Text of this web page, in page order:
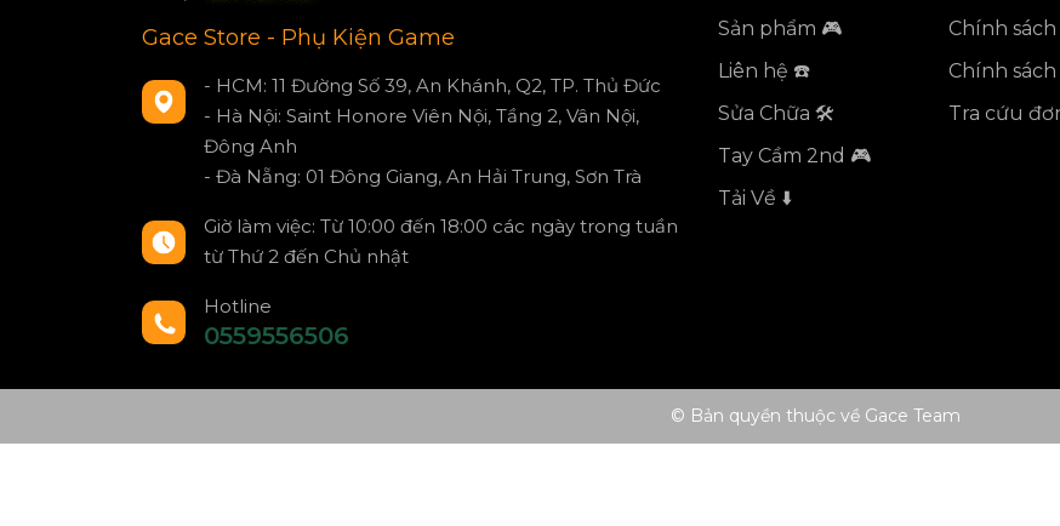
Gace Store - Phụ Kiện Game
- HCM: 11 Đường Số 39, An Khánh, Q2, TP. Thủ Đức
- Hà Nội: Saint Honore Viên Nội, Tầng 2, Vân Nội,
Đông Anh
- Đà Nẵng: 01 Đông Giang, An Hải Trung, Sơn Trà
Giờ làm việc: Từ 10:00 đến 18:00 các ngày trong tuần
từ Thứ 2 đến Chủ nhật
Hotline
0559556506
Sản phẩm 🎮
Liên hệ ☎️
Sửa Chữa 🛠️
Tay Cầm 2nd 🎮
Tải Về ⬇️
Chính
Chính
Tra cứu
© Bản quyền thuộc về Gace Team